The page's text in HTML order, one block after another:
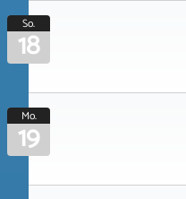
So.
18
Mo.
19